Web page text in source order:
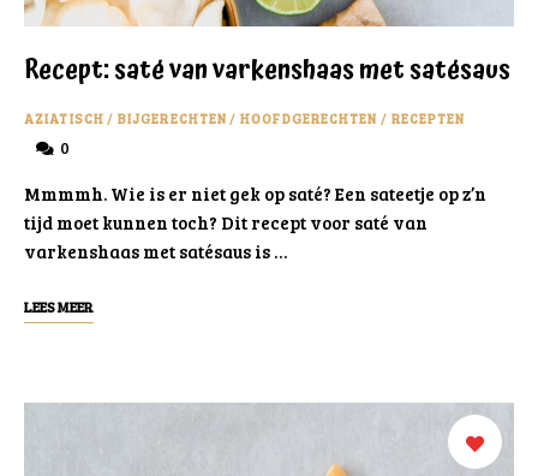
Recept: saté van varkenshaas met satésaus
AZIATISCH / BIJGERECHTEN / HOOFDGERECHTEN / RECEPTEN
0
Mmmmh. Wie is er niet gek op saté? Een sateetje op z’n
tijd moet kunnen toch? Dit recept voor saté van
varkenshaas met satésaus is …
LEES MEER